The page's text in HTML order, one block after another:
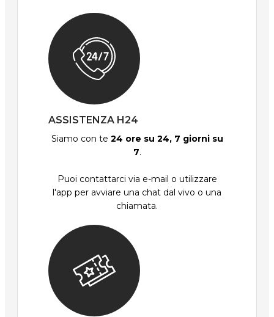
ASSISTENZA H24
Siamo con te 24 ore su 24, 7 giorni su
7.
Puoi contattarci via e-mail o utilizzare
l'app per avviare una chat dal vivo o una
chiamata.